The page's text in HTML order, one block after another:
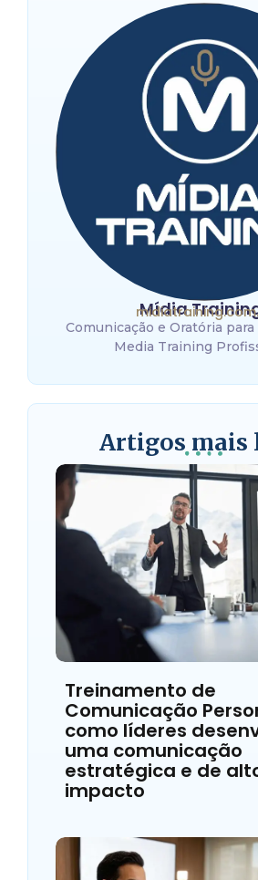
Mídia
Comunicação e Oratória
Media Training
Artigos mais
Treinamento de
Comunicação
como líderes
uma comunicação
estratégica e de
impacto